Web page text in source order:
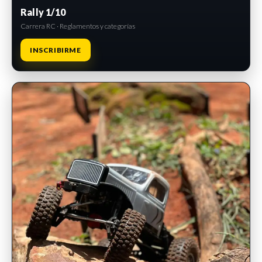
Rally 1/10
Carrera RC · Reglamentos y categorías
INSCRIBIRME
INSCRIPCIONES ABIERTAS